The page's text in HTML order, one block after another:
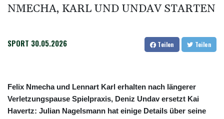
NMECHA, KARL UND UNDAV STARTEN
SPORT 30.05.2026 Teilen Teilen
Felix Nmecha und Lennart Karl erhalten nach längerer
Verletzungspause Spielpraxis, Deniz Undav ersetzt Kai
Havertz: Julian Nagelsmann hat einige Details über seine